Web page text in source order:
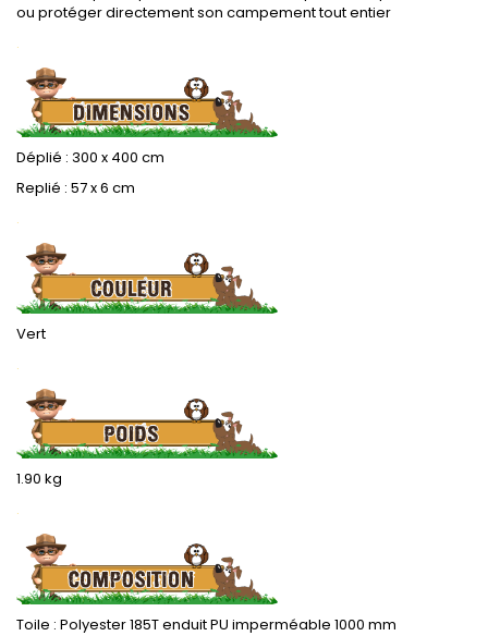
ou protéger directement son campement tout entier
.
Déplié : 300 x 400 cm
Replié : 57 x 6 cm
.
Vert
.
1.90 kg
.
Toile : Polyester 185T enduit PU imperméable 1000 mm